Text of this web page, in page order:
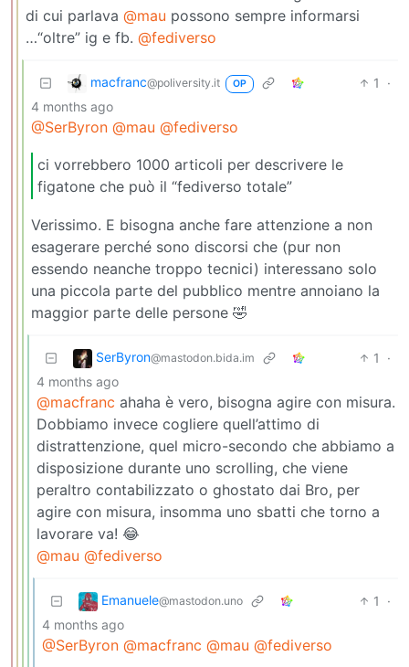
di cui parlava @mau possono sempre informarsi
…“oltre” ig e fb. @fediverso
macfranc@poliversity.it OP 1
·
4 months ago
@SerByron @mau @fediverso
ci vorrebbero 1000 articoli per descrivere le
figatone che può il “fediverso totale”
Verissimo. E bisogna anche fare attenzione a non
esagerare perché sono discorsi che (pur non
essendo neanche troppo tecnici) interessano solo
una piccola parte del pubblico mentre annoiano la
maggior parte delle persone 🤣
SerByron@mastodon.bida.im 1
·
4 months ago
@macfranc ahaha è vero, bisogna agire con misura.
Dobbiamo invece cogliere quell’attimo di
distrattenzione, quel micro-secondo che abbiamo a
disposizione durante uno scrolling, che viene
peraltro contabilizzato o ghostato dai Bro, per
agire con misura, insomma uno sbatti che torno a
lavorare va! 😂
@mau @fediverso
Emanuele@mastodon.uno 1
·
4 months ago
@SerByron @macfranc @mau @fediverso